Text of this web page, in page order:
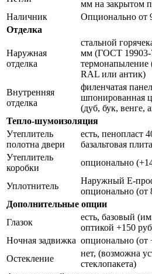
мм на закрытом
Наличник
Опционально от
Отделка
Наружная
отделка
стальной
мм (ГОСТ 19903-
термонапыление
RAL или антик)
Внутренняя
отделка
филенчатая
шпонированная
(дуб, бук, венге,
Тепло-шумоизоляция
Утеплитель
полотна двери
есть, пенопласт
базальтовая
Утеплитель
коробки
опционально
Уплотнитель
Наружный Е-
опционально (от
Дополнительные опции
Глазок
есть, базовый
оптикой +150
Ночная задвижка опционально (от
Остекление
нет, (возможна
стеклопакета)